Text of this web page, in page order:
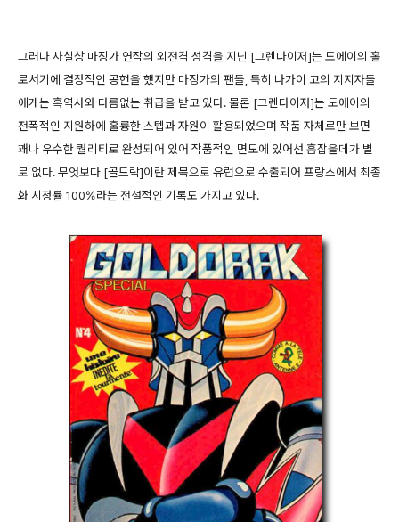
그러나 사실상 마징가 연작의 외전격 성격을 지닌 [그렌다이저]는 도에이의 홀
로서기에 결정적인 공헌을 했지만 마징가의 팬들, 특히 나가이 고의 지지자들
에게는 흑역사와 다름없는 취급을 받고 있다. 물론 [그렌다이저]는 도에이의
전폭적인 지원하에 훌륭한 스텝과 자원이 활용되었으며 작품 자체로만 보면
꽤나 우수한 퀄리티로 완성되어 있어 작품적인 면모에 있어선 흠잡을데가 별
로 없다. 무엇보다 [골드락]이란 제목으로 유럽으로 수출되어 프랑스에서 최종
화 시청률 100%라는 전설적인 기록도 가지고 있다.